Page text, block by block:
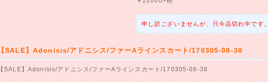
申し訳ございませんが、只今品切れ中です。
【SALE】Adonisis/アドニシス/ファーAラインスカート/170305-08-38
【SALE】Adonisis/アドニシス/ファーAラインスカート/170305-08-38